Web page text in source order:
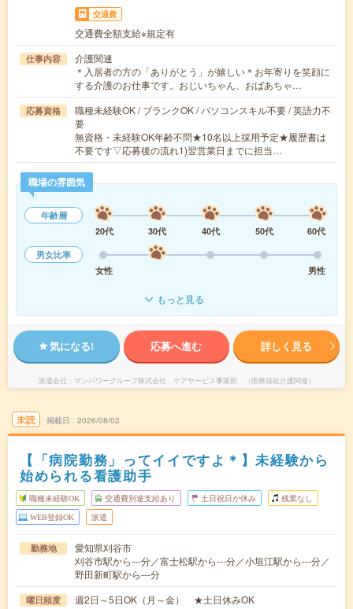
交通費
交通費全額支給※規定有
仕事内容
介護関連
＊入居者の方の「ありがとう」が嬉しい＊お年寄りを笑顔に
する介護のお仕事です。おじいちゃん、おばあちゃ…
応募資格
職種未経験OK / ブランクOK / パソコンスキル不要 / 英語力不
要
無資格・未経験OK年齢不問★10名以上採用予定★履歴書は
不要です▽応募後の流れ1)翌営業日までに担当…
職場の雰囲気
年齢層
20代
30代 40代 50代
60代
男女比率
女性
男性
もっと見る
気になる! 応募へ進む 詳しく見る
派遣会社 マンパワーグループ株式会社 ケアサービス事業部 （医療福祉介護関連）
未読 掲載日 2026/08/02
【「病院勤務」ってイイですよ＊】未経験から
始められる看護助手
職種未経験OK 交通費別途支給あり 土日祝日が休み 残業なし
WEB登録OK 派遣
勤務地
愛知県刈谷市
刈谷市駅から---分／富士松駅から---分／小垣江駅から---分／
野田新町駅から---分
曜日頻度 週2日～5日OK（月～金） ★土日休みOK